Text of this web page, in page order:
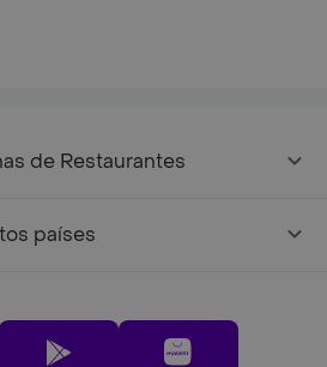
de Restaurantes
países